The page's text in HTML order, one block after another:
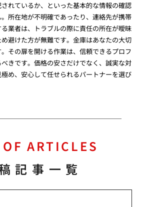
れているか、といった基本的な情報の確認
所在地が不明確であったり、連絡先が携帯
業者は、トラブルの際に責任の所在が曖昧
避けた方が無難です。金庫はあなたの大切
その扉を開ける作業は、信頼できるプロフ
きです。価格の安さだけでなく、誠実な対
め、安心して任せられるパートナーを選び
ARTICLES
記事一覧